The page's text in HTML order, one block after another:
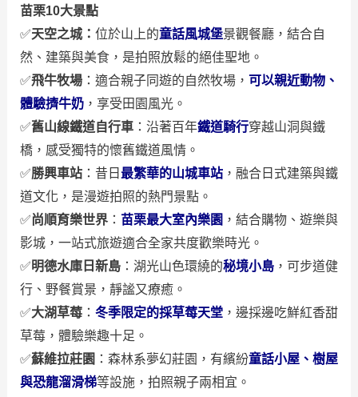
苗栗10大景點
✅天空之城： 位於山上的童話風城堡景觀餐廳，結合自
然、建築與美食，是拍照放鬆的絕佳聖地。
✅飛牛牧場：適合親子同遊的自然牧場， 可以親近動物、
體驗擠牛奶，享受田園風光。
✅舊山線鐵道自行車：沿著百年鐵道騎行穿越山洞與鐵
橋，感受獨特的懷舊鐵道風情。
✅勝興車站：昔日 最繁華的山城車站，融合日式建築與鐵
道文化，是漫遊拍照的熱門景點。
✅尚順育樂世界： 苗栗最大室內樂園 ，結合購物、遊樂與
影城，一站式旅遊適合全家共度歡樂時光。
✅明德水庫日新島：湖光山色環繞的秘境小島，可步道健
行、野餐賞景，靜謐又療癒。
✅大湖草莓： 冬季限定的採草莓天堂，邊採邊吃鮮紅香甜
草莓，體驗樂趣十足。
✅蘇維拉莊園 ：森林系夢幻莊園，有繽紛童話小屋、樹屋
與恐龍溜滑梯等設施，拍照親子兩相宜。